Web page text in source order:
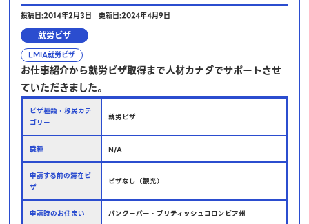
投稿日:2014年2月3日 更新日:2024年4月9日
就労ビザ
LMIA就労ビザ
お仕事紹介から就労ビザ取得まで人材カナダでサポートさせ
ていただきました。
ビザ種類・移民カテ
ゴリー
就労ビザ
職種 N/A
申請する前の滞在ビ
ザ
ビザなし（観光）
申請時のお住まい バンクーバー・ブリティッシュコロンビア州